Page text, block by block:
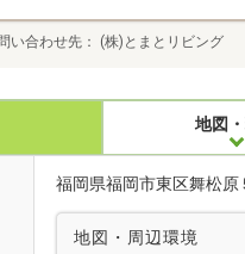
い合わせ先 (株)とまとリビング
地図
福岡県福岡市東区舞松原
地図・周辺環境